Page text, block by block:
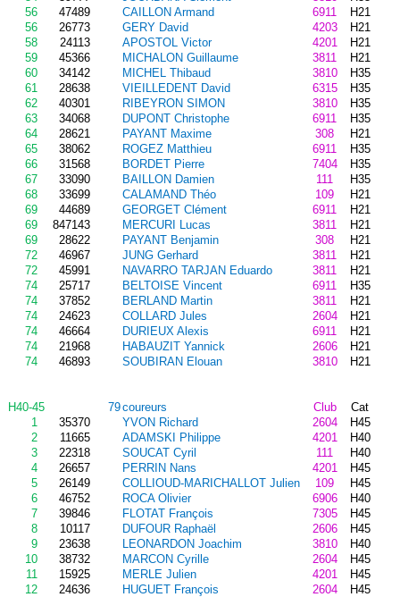
56
47489 CAILLON Armand 6911
H21
56
26773 GERY David 4203
H21
58
24113 APOSTOL Victor 4201
H21
59
45366 MICHALON Guillaume 3811
H21
60
34142 MICHEL Thibaud 3810
H35
61
28638 VIEILLEDENT David 6315
H35
62
40301 RIBEYRON SIMON 3810
H35
63
34068 DUPONT Christophe 6911
H35
64
28621 PAYANT Maxime 308
H21
65
38062 ROGEZ Matthieu 6911
H35
66
31568 BORDET Pierre 7404
H35
67
33090 BAILLON Damien 111
H35
68
33699 CALAMAND Théo 109
H21
69
44689 GEORGET Clément 6911
H21
69
847143 MERCURI Lucas 3811
H21
69
28622 PAYANT Benjamin 308
H21
72
46967 JUNG Gerhard 3811
H21
72
45991 NAVARRO TARJAN Eduardo 3811
H21
74
25717 BELTOISE Vincent 6911
H35
74
37852 BERLAND Martin 3811
H21
74
24623 COLLARD Jules 2604
H21
74
46664 DURIEUX Alexis 6911
H21
74
21968 HABAUZIT Yannick 2606
H21
74
46893 SOUBIRAN Elouan 3810 H21
H40-45 79coureurs Club
Cat
1
35370 YVON Richard 2604
H45
2
11665 ADAMSKI Philippe 4201
H40
3
22318 SOUCAT Cyril 111
H40
4
26657 PERRIN Nans 4201
H45
5
26149 COLLIOUD-MARICHALLOT Julien 109
H45
6
46752 ROCA Olivier 6906
H40
7
39846 FLOTAT François 7305
H45
8
10117 DUFOUR Raphaël 2606
H45
9
23638 LEONARDON Joachim 3810
H40
10
38732 MARCON Cyrille 2604
H45
11
15925 MERLE Julien 4201
H45
12
24636 HUGUET François 2604
H45